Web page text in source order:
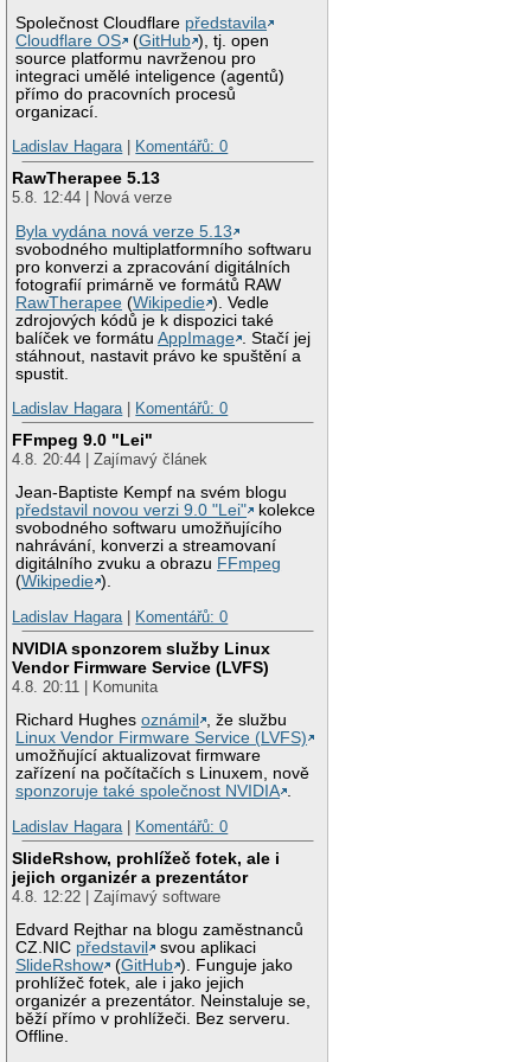
Společnost Cloudflare představila
Cloudflare OS
(GitHub ), tj. open
source platformu navrženou pro
integraci umělé inteligence (agentů)
přímo do pracovních procesů
organizací.
Ladislav Hagara| Komentářů: 0
RawTherapee 5.13
5.8. 12:44 | Nová verze
Byla vydána nová verze 5.13
svobodného multiplatformního softwaru
pro konverzi a zpracování digitálních
fotografií primárně ve formátů RAW
RawTherapee (Wikipedie ). Vedle
zdrojových kódů je k dispozici také
balíček ve formátuAppImage
. Stačí jej
stáhnout, nastavit právo ke spuštění a
spustit.
Ladislav Hagara| Komentářů: 0
FFmpeg 9.0 "Lei"
4.8. 20:44 | Zajímavý článek
Jean-Baptiste Kempf na svém blogu
představil novou verzi 9.0 "Lei"
kolekce
svobodného softwaru umožňujícího
nahrávání, konverzi a streamovaní
digitálního zvuku a obrazu FFmpeg
(Wikipedie ).
Ladislav Hagara| Komentářů: 0
NVIDIA sponzorem služby Linux
Vendor Firmware Service (LVFS)
4.8. 20:11 | Komunita
Richard Hughesoznámil
, že službu
Linux Vendor Firmware Service (LVFS)
umožňující aktualizovat firmware
zařízení na počítačích s Linuxem, nově
sponzoruje také společnost NVIDIA .
Ladislav Hagara| Komentářů: 0
SlideRshow, prohlížeč fotek, ale i
jejich organizér a prezentátor
4.8. 12:22 | Zajímavý software
Edvard Rejthar na blogu zaměstnanců
CZ.NIC představil
svou aplikaci
SlideRshow
(GitHub ). Funguje jako
prohlížeč fotek, ale i jako jejich
organizér a prezentátor. Neinstaluje se,
běží přímo v prohlížeči. Bez serveru.
Offline.